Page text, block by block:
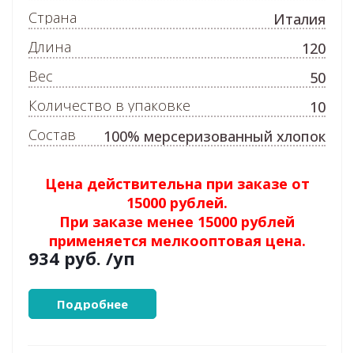
Цена действительна при заказе от
15000 рублей.
При заказе менее 15000 рублей
применяется мелкооптовая цена.
934 руб. /уп
Подробнее
Страна
Италия
Длина
120
Вес
50
Количество в упаковке
10
Состав
100% мерсеризованный хлопок